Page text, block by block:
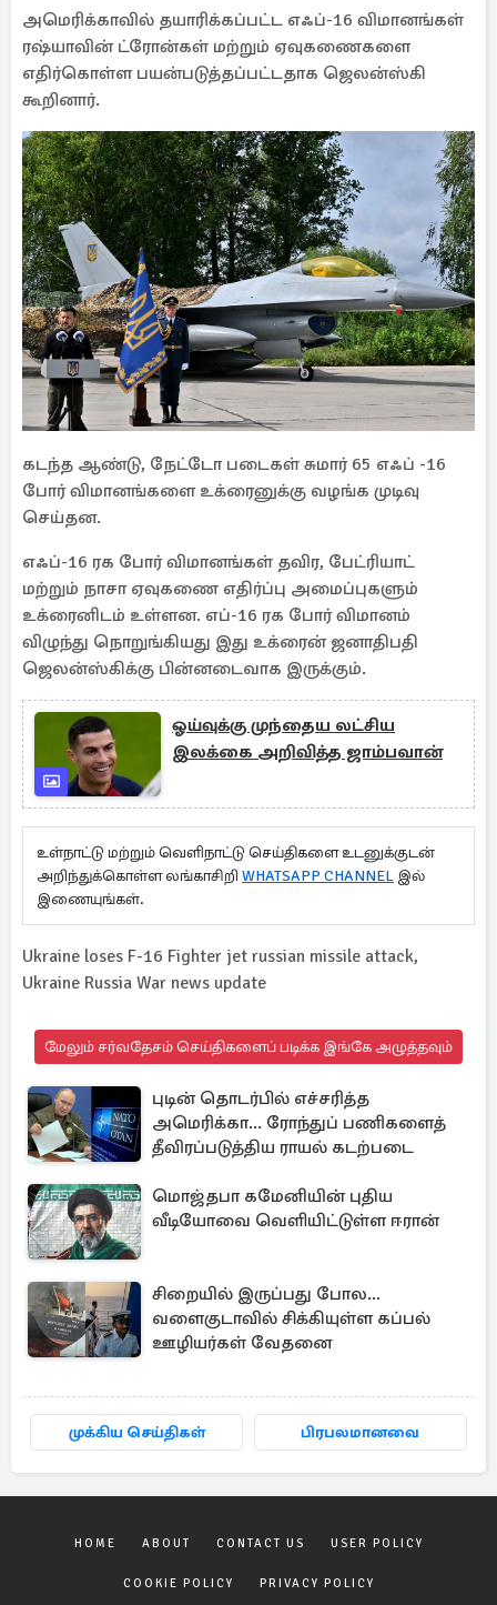
அமெரிக்காவில் தயாரிக்கப்பட்ட எஃப்-16 விமானங்கள்
ரஷ்யாவின் ட்ரோன்கள் மற்றும் ஏவுகணைகளை
எதிர்கொள்ள பயன்படுத்தப்பட்டதாக ஜெலன்ஸ்கி
கூறினார்.
கடந்த ஆண்டு, நேட்டோ படைகள் சுமார் 65 எஃப் -16
போர் விமானங்களை உக்ரைனுக்கு வழங்க முடிவு
செய்தன.
எஃப்-16 ரக போர் விமானங்கள் தவிர, பேட்ரியாட்
மற்றும் நாசா ஏவுகணை எதிர்ப்பு அமைப்புகளும்
உக்ரைனிடம் உள்ளன. எப்-16 ரக போர் விமானம்
விழுந்து நொறுங்கியது இது உக்ரைன் ஜனாதிபதி
ஜெலன்ஸ்கிக்கு பின்னடைவாக இருக்கும்.
ஓய்வுக்கு முந்தைய லட்சிய
இலக்கை அறிவித்த ஜாம்பவான்
உள்நாட்டு மற்றும் வெளிநாட்டு செய்திகளை உடனுக்குடன்
அறிந்துக்கொள்ள லங்காசிறி WHATSAPP CHANNEL இல்
இணையுங்கள்.
Ukraine loses F-16 Fighter jet russian missile attack,
Ukraine Russia War news update
மேலும் சர்வதேசம் செய்திகளைப் படிக்க இங்கே அழுத்தவும்
புடின் தொடர்பில் எச்சரித்த
அமெரிக்கா... ரோந்துப் பணிகளைத்
தீவிரப்படுத்திய ராயல் கடற்படை
மொஜ்தபா கமேனியின் புதிய
வீடியோவை வெளியிட்டுள்ள ஈரான்
சிறையில் இருப்பது போல...
வளைகுடாவில் சிக்கியுள்ள கப்பல்
ஊழியர்கள் வேதனை
முக்கிய செய்திகள் பிரபலமானவை
HOME ABOUT CONTACT US USER POLICY
COOKIE POLICY PRIVACY POLICY